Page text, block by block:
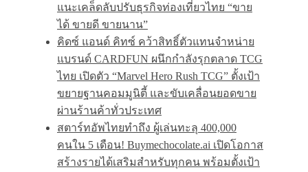
แนะเคล็ดลับปรับธุรกิจท่องเที่ยวไทย “ขาย
ได้ ขายดี ขายนาน”
คิดซ์ แอนด์ คิทซ์ คว้าสิทธิ์ตัวแทนจำหน่าย
แบรนด์ CARDFUN ผนึกกำลังรุกตลาด TCG
ไทย เปิดตัว “Marvel Hero Rush TCG” ตั้งเป้า
ขยายฐานคอมมูนิตี้ และขับเคลื่อนยอดขาย
ผ่านร้านค้าทั่วประเทศ
สตาร์ทอัพไทยทำถึง ผู้เล่นทะลุ 400,000
คนใน 5 เดือน! Buymechocolate.ai เปิดโอกาส
สร้างรายได้เสริมสำหรับทุกคน พร้อมตั้งเป้า